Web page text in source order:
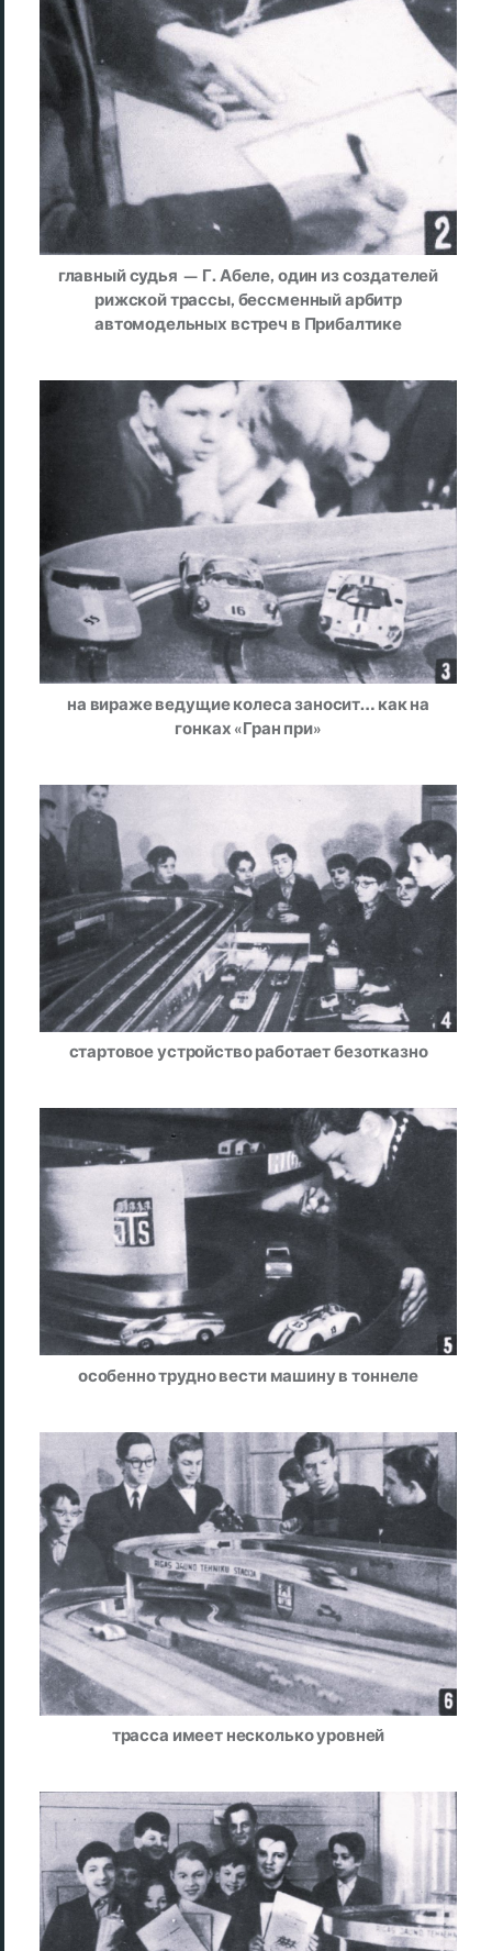
главный судья — Г. Абеле, один из создателей
рижской трассы, бессменный арбитр
автомодельных встреч в Прибалтике
на вираже ведущие колеса заносит… как на
гонках «Гран при»
стартовое устройство работает безотказно
особенно трудно вести машину в тоннеле
трасса имеет несколько уровней